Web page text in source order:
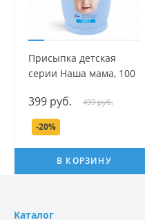
Присыпка детская
серии Наша мама, 100
399 руб. 499 руб.
-20%
В КОРЗИНУ
Каталог